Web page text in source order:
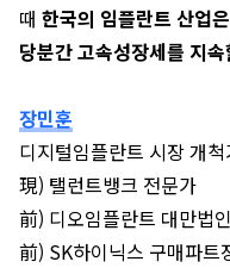
때 한국의 임플란트 산업
당분간 고속성장세를 지
장민훈
디지털임플란트 시장 개
現) 탤런트뱅크 전문가
前) 디오임플란트 대만법
前) SK하이닉스 구매파트